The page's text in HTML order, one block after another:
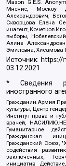
Mason G.E.S.
Мнение, Москоу
Александрович,
Скворцова Елена
инагент, Кочетков
выборы,
Алина
Эмилевна, Хисамова
Источник: https://
03.12.2021
* Сведения
иностранного
культуры, Центр
Институт права и
врачей,
Гуманитарное
Гражданская
Гражданский Союз,
содействия
заключенных,
инициатив